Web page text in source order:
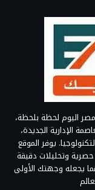
مصر اليوم لحظة بلحظة،
الإدارية الجديدة،
يوفر الموقع
وتحليلات دقيقة
يجعله وجهتك الأولى